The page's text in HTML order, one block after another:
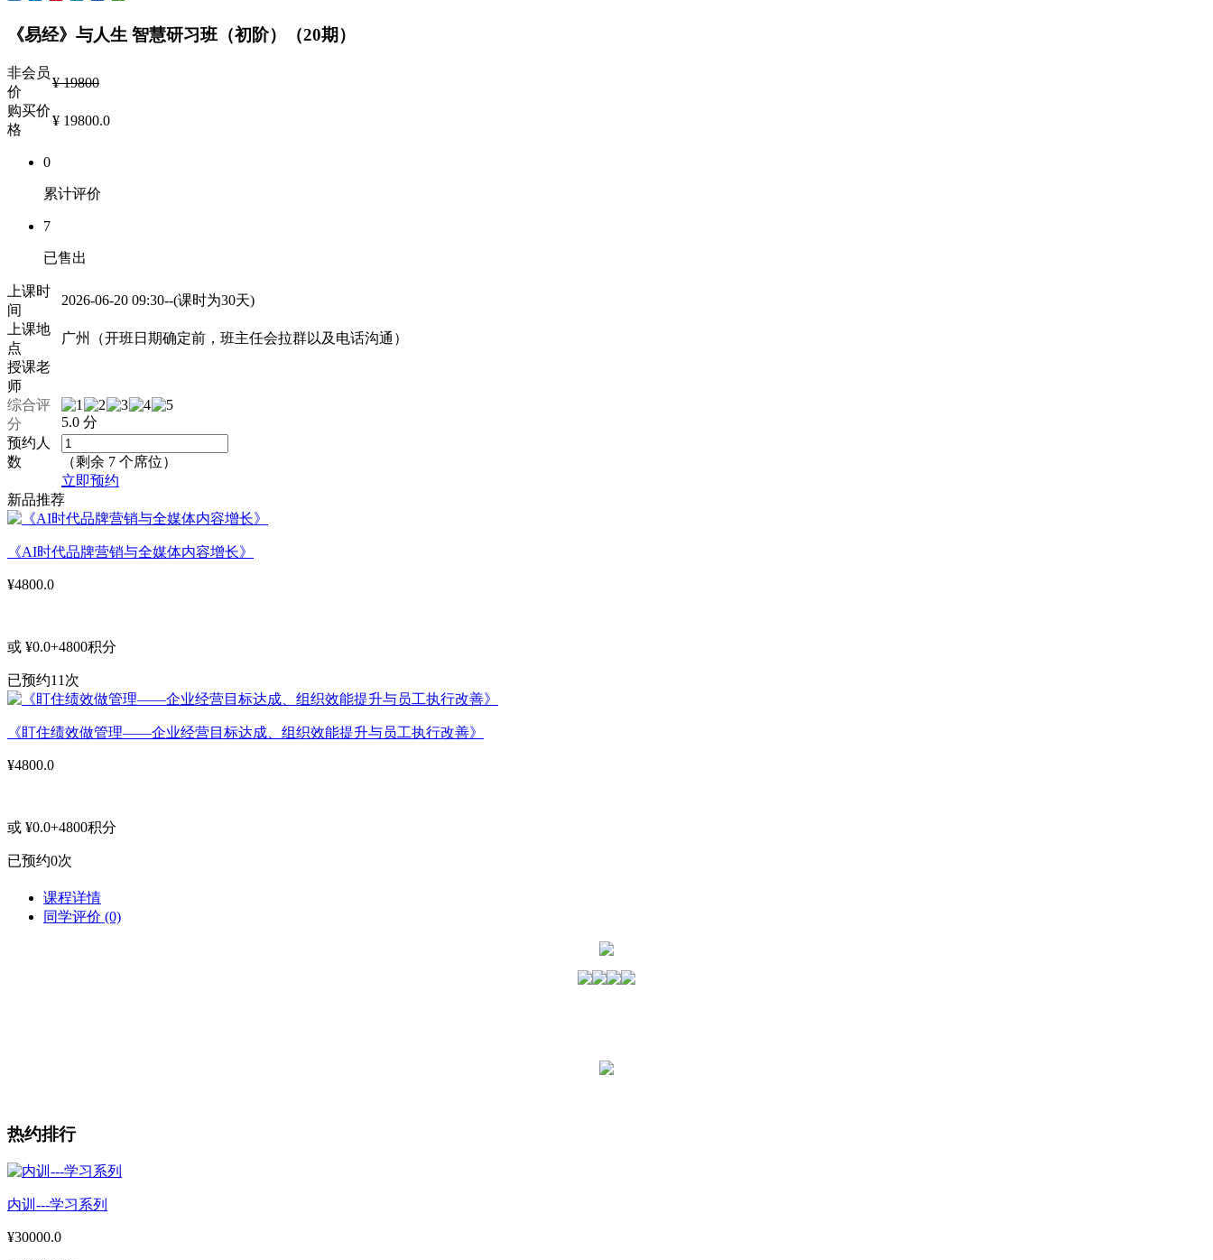
《易经》与人生 智慧研习班（初阶）（20期）
非会员
价
¥19800
购买价
格
¥ 19800.0
0
累计评价
7
已售出
上课时
间
2026-06-20 09:30--(课时为30天)
上课地
点
广州（开班日期确定前，班主任会拉群以及电话沟通）
授课老
师
综合评
分
5.0 分
预约人
数
（剩余 7 个席位）
立即预约
新品推荐
《AI时代品牌营销与全媒体内容增长》
¥4800.0
或 ¥0.0+4800积分
已预约11次
《盯住绩效做管理——企业经营目标达成、组织效能提升与员工执行改善》
¥4800.0
或 ¥0.0+4800积分
已预约0次
课程详情
同学评价 (0)
热约排行
内训---学习系列
¥30000.0